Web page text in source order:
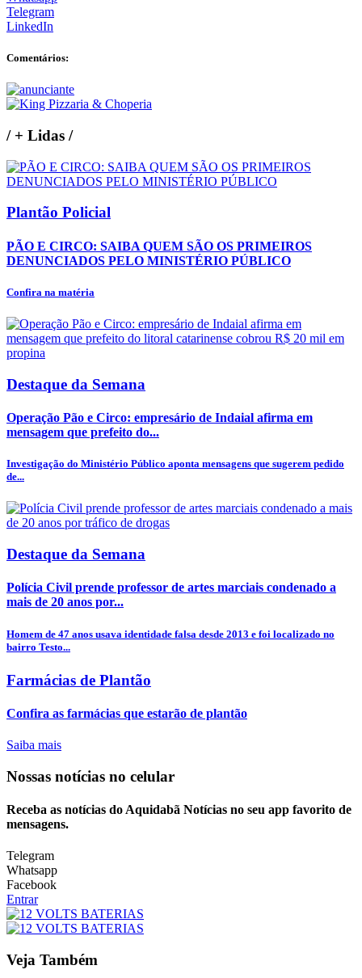
Telegram
LinkedIn
Comentários:
/+ Lidas /
Plantão Policial
PÃO E CIRCO: SAIBA QUEM SÃO OS PRIMEIROS
DENUNCIADOS PELO MINISTÉRIO PÚBLICO
Confira na matéria
Destaque da Semana
Operação Pão e Circo: empresário de Indaial afirma em
mensagem que prefeito do...
Investigação do Ministério Público aponta mensagens que sugerem pedido
de...
Destaque da Semana
Polícia Civil prende professor de artes marciais condenado a
mais de 20 anos por...
Homem de 47 anos usava identidade falsa desde 2013 e foi localizado no
bairro Testo...
Farmácias de Plantão
Confira as farmácias que estarão de plantão
Saiba mais
Nossas notícias no celular
Receba as notícias do Aquidabã Notícias no seu app favorito de
mensagens.
Telegram
Whatsapp
Facebook
Entrar
Veja Também